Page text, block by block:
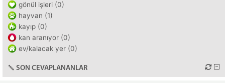
gönül işleri (0)
hayvan (1)
kayıp (0)
kan aranıyor (0)
ev/kalacak yer (0)
SON CEVAPLANANLAR